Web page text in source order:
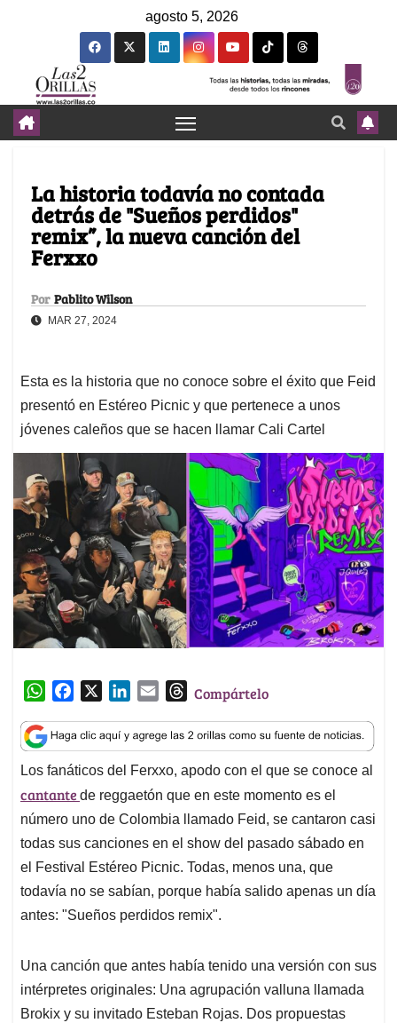
agosto 5, 2026
La historia todavía no contada
detrás de "Sueños perdidos"
remix”, la nueva canción del
Ferxxo
Por Pablito Wilson
MAR 27, 2024
Esta es la historia que no conoce sobre el éxito que Feid
presentó en Estéreo Picnic y que pertenece a unos
jóvenes caleños que se hacen llamar Cali Cartel
W
a
t
s
A
p
p
c
e
b
o
o
k
n
k
e
d
I
n
a
i
l
T
r
e
a
d
s
Compártelo
Los fanáticos del Ferxxo, apodo con el que se conoce al
cantante de reggaetón que en este momento es el
número uno de Colombia llamado Feid, se cantaron casi
todas sus canciones en el show del pasado sábado en
el Festival Estéreo Picnic. Todas, menos una, que
todavía no se sabían, porque había salido apenas un día
antes: "Sueños perdidos remix".
Una canción que antes había tenido una versión con sus
intérpretes originales: Una agrupación valluna llamada
Brokix y su invitado Esteban Rojas. Dos propuestas